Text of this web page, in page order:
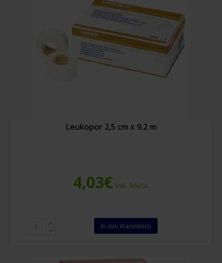
Leukopor 2,5 cm x 9,2 m
4,03€ Inkl. MwSt.
Leukopor
In den Warenkorb